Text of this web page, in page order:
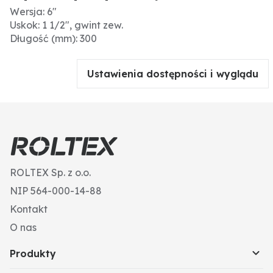
Wersja: 6"
Uskok: 1 1/2", gwint zew.
Długość (mm): 300
Ustawienia dostępności i wyglądu
ROLTEX Sp. z o.o.
NIP 564-000-14-88
Kontakt
O nas
Produkty